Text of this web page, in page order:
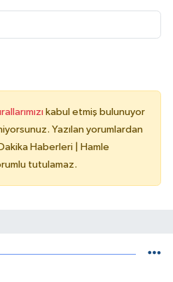
kabul etmiş bulunuyor
Yazılan yorumlardan
Haberleri | Hamle
tutulamaz.